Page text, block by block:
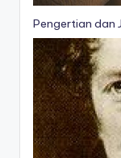
Pengertian dan